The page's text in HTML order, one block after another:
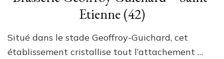
Etienne (42)
Situé dans le stade Geoffroy-Guichard, cet
établissement cristallise tout l’attachement …